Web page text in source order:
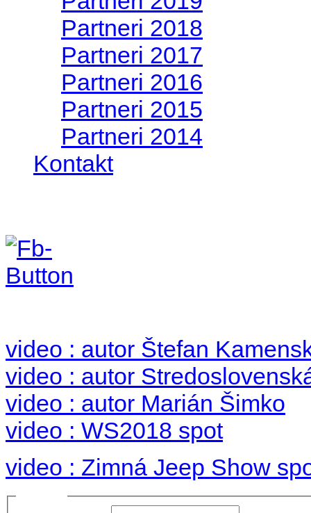
Partneri 2018
Partneri 2017
Partneri 2016
Partneri 2015
Partneri 2014
Kontakt
video : autor Štefan
video : autor
video : autor Marián Šimko
video : WS2018 spot
video : Zimná Jeep Show